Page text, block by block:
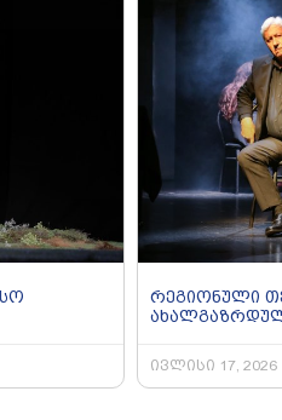
რეგიონული
ივლისი 17, 2026